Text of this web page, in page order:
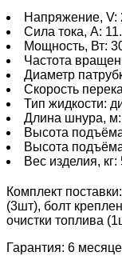
Напряжение, V:
Сила тока, А: 11.
Мощность, Вт:
Частота
Диаметр
Скорость
Тип жидкости:
Длина шнура, м:
Высота
Высота
Вес изделия, кг:
Комплект
(3шт), болт
очистки топлива
Гарантия: 6